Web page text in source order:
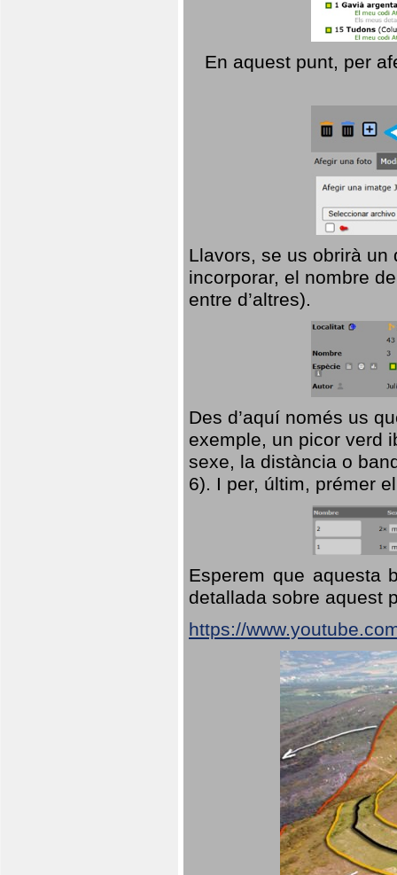
En aquest punt, per
Llavors, se us obrirà
incorporar, el nombre
entre d’altres).
Des d’aquí només us
exemple, un picor verd
sexe, la distància o
6). I per, últim, prémer
Esperem que aquesta
detallada sobre aquest
https://